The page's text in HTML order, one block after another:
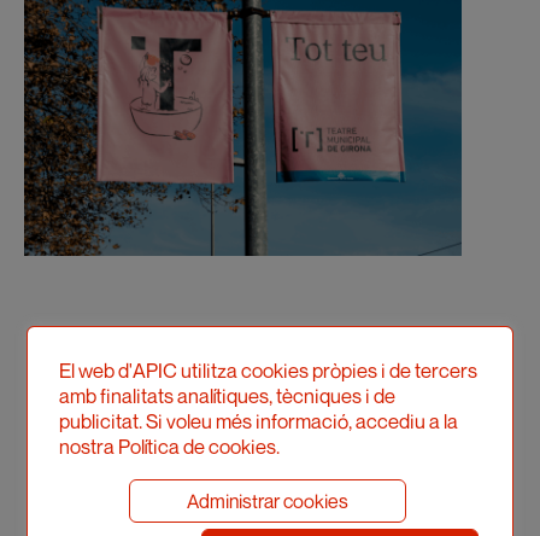
El web d'APIC utilitza cookies pròpies i de tercers
amb finalitats analítiques, tècniques i de
publicitat. Si voleu més informació, accediu a la
nostra Política de cookies.
Administrar cookies